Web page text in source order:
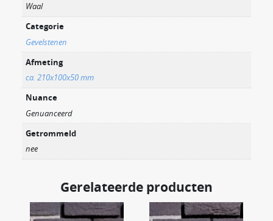
Waal
Categorie
Gevelstenen
Afmeting
ca. 210x100x50 mm
Nuance
Genuanceerd
Getrommeld
nee
Gerelateerde producten